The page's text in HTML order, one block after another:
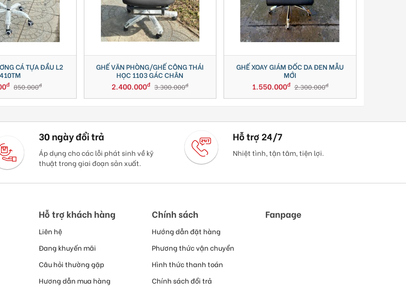
GHẾ VĂN PHÒNG/GHẾ CÔNG THÁI
HỌC 1103 GÁC CHÂN
2.400.000
GHẾ XOAY GIÁM ĐỐC DA ĐEN MẪU
1.550.000
GHẾ VĂN PHÒNG/GHẾ XOAY M1027
2.700.000
30 ngày đổi trả
Áp dụng cho các lỗi phát sinh về kỹ
thuật trong giai đoạn sản xuất.
Hỗ trợ 24/7
Nhiệt tình, tận tâm, tiện lợi.
Hỗ trợ khách hàng
Liên hệ
Đang khuyến mãi
Câu hỏi thường gặp
Hương dẫn mua hàng
Chính sách
Hướng dẫn đặt hàng
Phương thức vận chuyển
Hình thức thanh toán
Chính sách đổi trả
Fanpage